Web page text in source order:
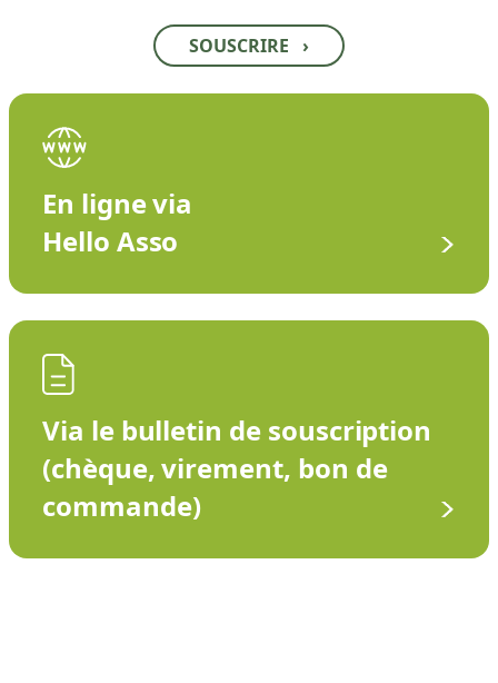
SOUSCRIRE ›
En ligne via
Hello Asso
Via le bulletin de souscription
(chèque, virement, bon de
commande)